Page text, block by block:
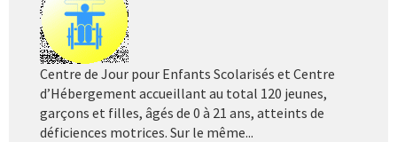
Centre de Jour pour Enfants Scolarisés et Centre
d’Hébergement accueillant au total 120 jeunes,
garçons et filles, âgés de 0 à 21 ans, atteints de
déficiences motrices. Sur le même...